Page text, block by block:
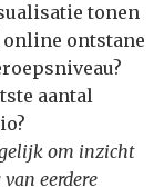
tonen
ontstane
aantal
om inzicht
eerdere